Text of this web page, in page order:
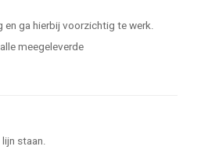
ga hierbij voorzichtig te werk.
meegeleverde
staan.